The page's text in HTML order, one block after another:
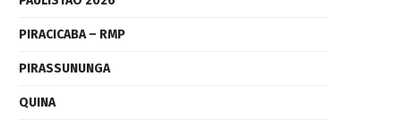
PIRACICABA – RMP
PIRASSUNUNGA
QUINA